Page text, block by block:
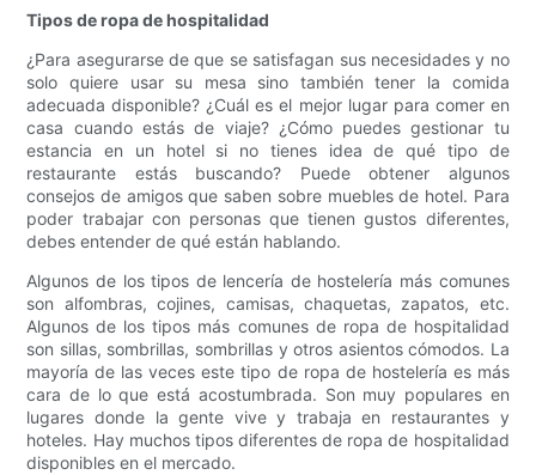
Tipos de ropa de hospitalidad
¿Para asegurarse de que se satisfagan sus necesidades y no
solo quiere usar su mesa sino también tener la comida
adecuada disponible? ¿Cuál es el mejor lugar para comer en
casa cuando estás de viaje? ¿Cómo puedes gestionar tu
estancia en un hotel si no tienes idea de qué tipo de
restaurante estás buscando? Puede obtener algunos
consejos de amigos que saben sobre muebles de hotel. Para
poder trabajar con personas que tienen gustos diferentes,
debes entender de qué están hablando.
Algunos de los tipos de lencería de hostelería más comunes
son alfombras, cojines, camisas, chaquetas, zapatos, etc.
Algunos de los tipos más comunes de ropa de hospitalidad
son sillas, sombrillas, sombrillas y otros asientos cómodos. La
mayoría de las veces este tipo de ropa de hostelería es más
cara de lo que está acostumbrada. Son muy populares en
lugares donde la gente vive y trabaja en restaurantes y
hoteles. Hay muchos tipos diferentes de ropa de hospitalidad
disponibles en el mercado.